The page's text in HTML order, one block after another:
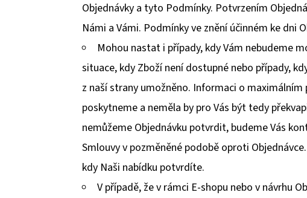
Objednávky a tyto Podmínky. Potvrzením
Námi a Vámi. Podmínky ve znění účinném ke dni
Mohou nastat i případy, kdy Vám nebudeme
situace, kdy Zboží není dostupné nebo případy,
z naší strany umožněno. Informaci o
poskytneme a neměla by pro Vás být tedy
nemůžeme Objednávku potvrdit, budeme Vás
Smlouvy v pozměněné podobě oproti
kdy Naši nabídku potvrdíte.
V případě, že v rámci E-shopu nebo v návrhu